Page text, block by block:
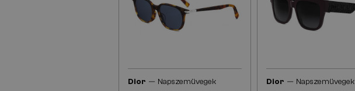
Dior — Napszemüvegek
Dior — Napszemüvegek